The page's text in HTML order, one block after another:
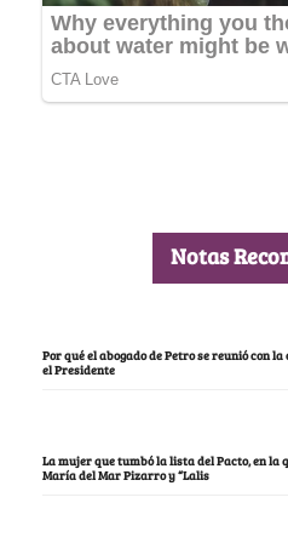
Notas
Por qué el abogado de Petro se reunió con
el Presidente
La mujer que tumbó la lista del Pacto, en la
María del Mar Pizarro y “Lalis